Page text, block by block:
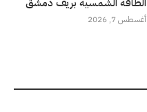
أغسطس 7, 2026